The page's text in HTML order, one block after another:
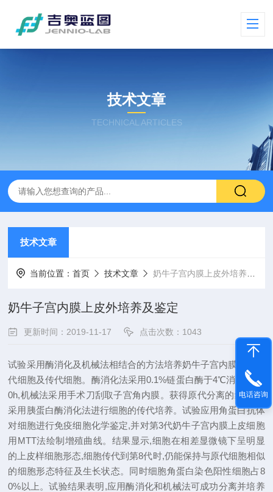
技术文章
TECHNICAL ARTICLES
技术文章
当前位置：首页 技术文章 奶牛子宫内膜上皮外培养及鉴定
奶牛子宫内膜上皮外培养及鉴定
更新时间：2019-11-17 点击次数：1043
试验采用酶消化及机械法相结合的方法培养奶牛子宫内膜上皮原
代细胞及传代细胞。酶消化法采用0.1%链蛋白酶于4℃消化16~2
0h,机械法采用手术刀刮取子宫角内膜。获得原代分离的细胞后,
采用胰蛋白酶消化法进行细胞的传代培养。试验应用角蛋白抗体
对细胞进行免疫细胞化学鉴定,并对第3代奶牛子宫内膜上皮细胞
用MTT法绘制增殖曲线。结果显示,细胞在相差显微镜下呈明显
的上皮样细胞形态,细胞传代到第8代时,仍能保持与原代细胞相似
的细胞形态特征及生长状态。同时细胞角蛋白染色阳性细胞占8
0%以上。试验结果表明,应用酶消化和机械法可成功分离并培养
电话咨询